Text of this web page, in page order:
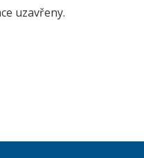
uzavřeny.